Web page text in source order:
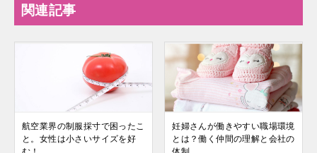
関連記事
航空業界の制服採寸で困ったこ
と。女性は小さいサイズを好
妊婦さんが働きやすい職場環境
とは？働く仲間の理解と会社の